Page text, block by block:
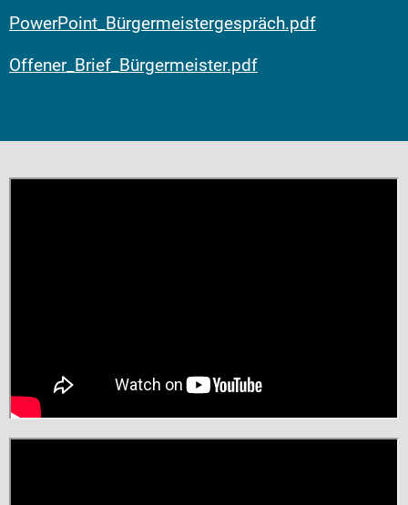
PowerPoint_Bürgermeistergespräch.pdf
Offener_Brief_Bürgermeister.pdf